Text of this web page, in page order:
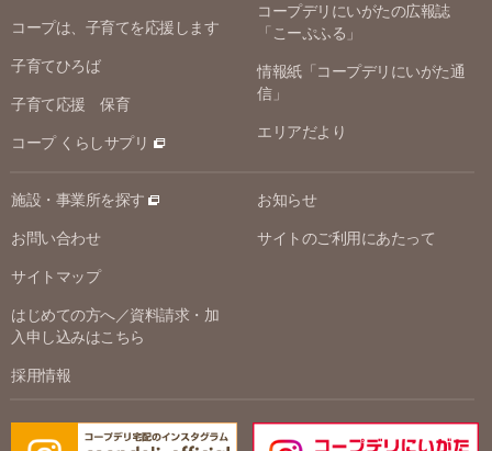
コープは、子育てを応援します
子育てひろば
子育て応援 保育
コープ くらしサプリ
コープデリにいがたの広報誌
「こーぷふる」
情報紙「コープデリにいがた通
信」
エリアだより
施設・事業所を探す
お問い合わせ
サイトマップ
はじめての方へ／資料請求・加
入申し込みはこちら
採用情報
お知らせ
サイトのご利用にあたって